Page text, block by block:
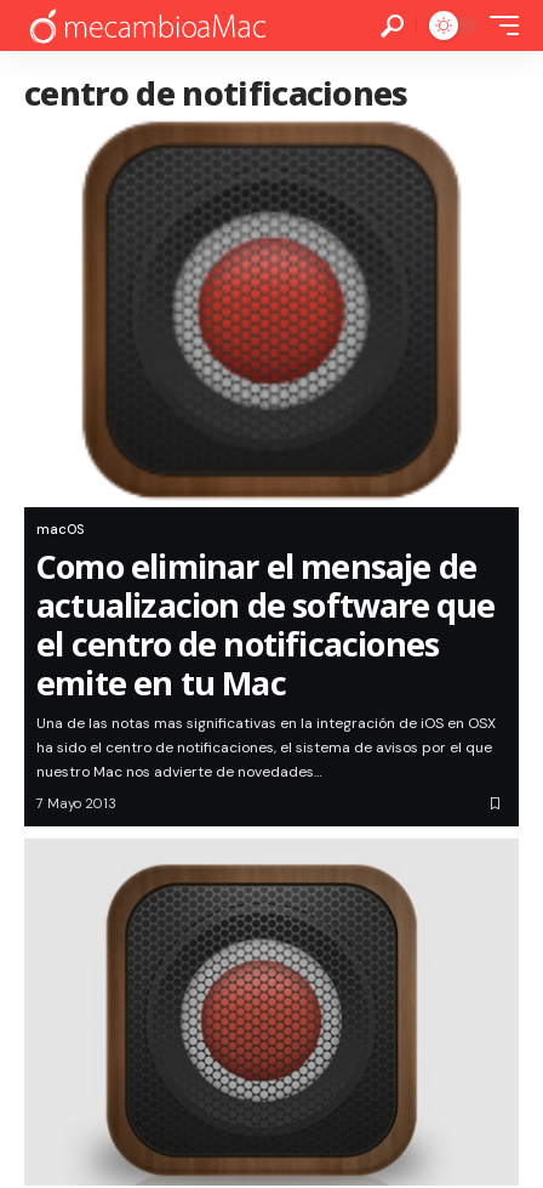
centro de notificaciones
macOS
Como eliminar el mensaje de
actualizacion de software que
el centro de notificaciones
emite en tu Mac
Una de las notas mas significativas en la integración de iOS en OSX
ha sido el centro de notificaciones, el sistema de avisos por el que
nuestro Mac nos advierte de novedades…
7 Mayo 2013